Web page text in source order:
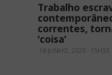
Trabalho
correntes,
‘coisa’
18 JUNHO, 2020 - 15H33